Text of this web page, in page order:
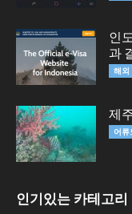
인
과
해외
제
어류
인기있는 카테고리